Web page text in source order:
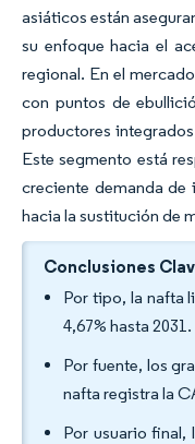
asiáticos están
su enfoque hacia el
regional. En el
con puntos de
productores
Este segmento está
creciente demanda de
hacia la sustitución de
Conclusiones
Por tipo, la nafta
4,67% hasta 2031.
Por fuente, los
nafta registra la
Por usuario final,